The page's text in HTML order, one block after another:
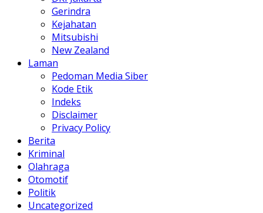
Gerindra
Kejahatan
Mitsubishi
New Zealand
Laman
Pedoman Media Siber
Kode Etik
Indeks
Disclaimer
Privacy Policy
Berita
Kriminal
Olahraga
Otomotif
Politik
Uncategorized